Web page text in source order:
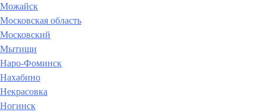
Можайск
Московская область
Московский
Мытищи
Наро-Фоминск
Нахабино
Некрасовка
Ногинск